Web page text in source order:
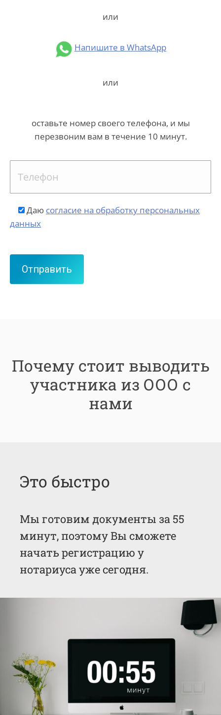
или
Напишите в WhatsApp
или
оставьте номер своего телефона, и мы
перезвоним вам в течение 10 минут.
Даю согласие на обработку персональных
данных
Почему стоит выводить
участника из ООО с
нами
Это быстро
Мы готовим документы за 55
минут, поэтому Вы сможете
начать регистрацию у
нотариуса уже сегодня.